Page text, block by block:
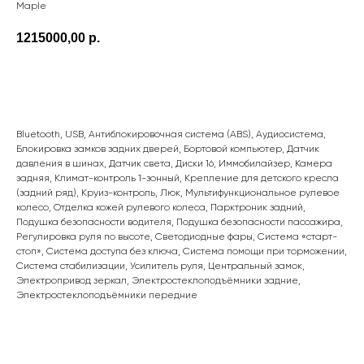
Maple
1215000,00 р.
Bluetooth, USB, Антиблокировочная система (ABS), Аудиосистема,
Блокировка замков задних дверей, Бортовой компьютер, Датчик
давления в шинах, Датчик света, Диски 16, Иммобилайзер, Камера
задняя, Климат-контроль 1-зонный, Крепление для детского кресла
(задний ряд), Круиз-контроль, Люк, Мультифункциональное рулевое
колесо, Отделка кожей рулевого колеса, Парктроник задний,
Подушка безопасности водителя, Подушка безопасности пассажира,
Регулировка руля по высоте, Светодиодные фары, Система «старт-
стоп», Система доступа без ключа, Система помощи при торможении,
Система стабилизации, Усилитель руля, Центральный замок,
Электропривод зеркал, Электростеклоподъёмники задние,
Электростеклоподъёмники передние